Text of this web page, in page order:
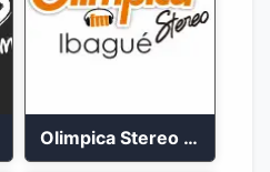
Olimpica Stereo Ibagué 94.3 FM